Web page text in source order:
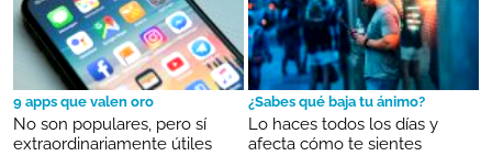
9 apps que valen oro
No son populares, pero sí
extraordinariamente útiles
¿Sabes qué baja tu ánimo?
Lo haces todos los días y
afecta cómo te sientes